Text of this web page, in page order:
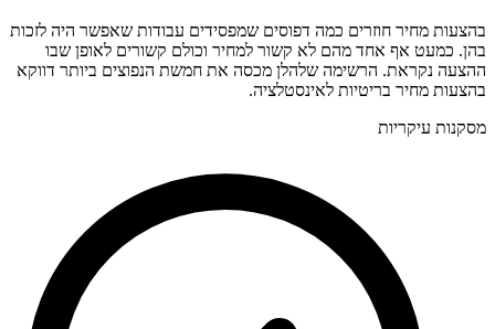
בהצעות מחיר חוזרים כמה דפוסים שמפסידים עבודות שאפשר היה לזכות
בהן. כמעט אף אחד מהם לא קשור למחיר וכולם קשורים לאופן שבו
ההצעה נקראת. הרשימה שלהלן מכסה את חמשת הנפוצים ביותר דווקא
בהצעות מחיר בריטיות לאינסטלציה.
מסקנות עיקריות